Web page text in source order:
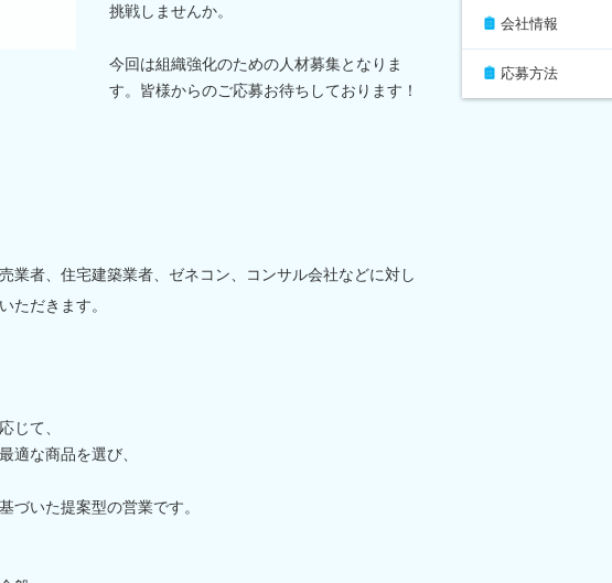
挑戦しませんか。
今回は組織強化のための人材募集となりま
す。皆様からのご応募お待ちしております！
業者、住宅建築業者、ゼネコン、コンサル会社などに対し
ただきます。
じて、
適な商品を選び、
づいた提案型の営業です。
会社情報
応募方法